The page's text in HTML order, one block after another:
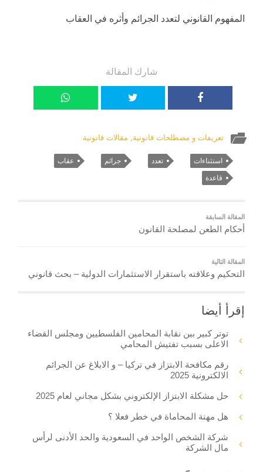
المفهوم القانوني لتعدد الجرائم وأثره في العقاب
شارك المقالة
تعريفات و مصطلحات قانونية, مقالات قانونية
استثناءات تعدد جرائم عقاب
قاعدة
المقالة السابقة
أحكام الطعن لمصلحة القانون
المقالة التالية
التحكيم وعلاقته باستقرار الاستثمارات الدولية – بحث قانوني
إقرأ أيضا
توتر كبير بين نقابة المحامين الفلسطيين ومجلس القضاء
الاعلى بسبب تفتيش المحامي
رقم مكافحة الابتزاز في تركيا – و الابلاغ عن الجرائم
الالكترونية 2025
حل مشكلة الابتزاز الإلكتروني بشكل مجاني لعام 2025
هل مهنة المحاماة في خطر فعلا ؟
شركة الشخص الواحد في السعودية والحد الأدنى لرأس
مال الشركة